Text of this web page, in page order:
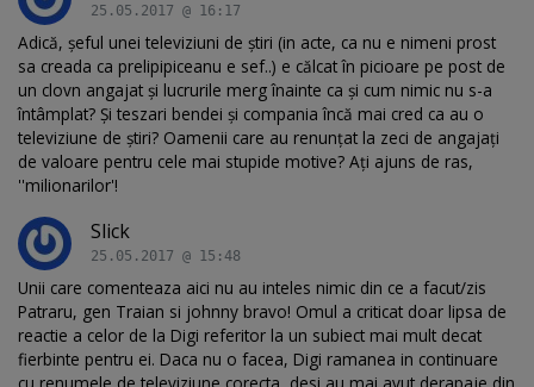
25.05.2017 @ 16:17
Adică, șeful unei televiziuni de știri (in acte, ca nu e nimeni prost
sa creada ca prelipipiceanu e sef..) e călcat în picioare pe post de
un clovn angajat și lucrurile merg înainte ca și cum nimic nu s-a
întâmplat? Și teszari bendei și compania încă mai cred ca au o
televiziune de știri? Oamenii care au renunțat la zeci de angajați
de valoare pentru cele mai stupide motive? Ați ajuns de ras,
''milionarilor'!
Slick
25.05.2017 @ 15:48
Unii care comenteaza aici nu au inteles nimic din ce a facut/zis
Patraru, gen Traian si johnny bravo! Omul a criticat doar lipsa de
reactie a celor de la Digi referitor la un subiect mai mult decat
fierbinte pentru ei. Daca nu o facea, Digi ramanea in continuare